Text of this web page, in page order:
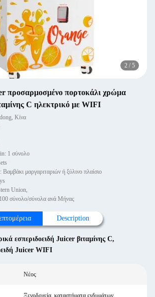
2 / 5
προσαρμοσμένο πορτοκάλι χρώμα
C ηλεκτρικό με WIFI
Κίνα
1 σύνολο
Βαμβάκι μαργαριταριών ή ξύλινο πλαίσιο
Union,
σύνολο/σύνολα ανά Μήνας
Description
εσπεριδοειδή Juicer βιταμίνης C,
Juicer WIFI
Νέος
Ξενοδοχεία, καταστήματα ενδυμάτων,